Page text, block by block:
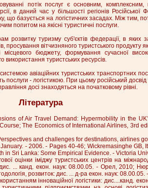
потік послуг є основним, комплексним,
в даний час у більшості регіонів Російської
що базується на логістичних засадах. Між тим,
попитом на якісні туристичні послуги.
розвитку туризму суб'єктів федерації, в яких
просування вітчизняного туристського продукту
місцевого бюджету, формування сучасної
використання туристських ресурсів.
авіаційних туристських транспортних
послуги - логістикою. При цьому російський
досі знаходяться на початковому рівні.
Література
of Air Travel Demand: Hypermobility in the
The Economics of International Airlines, 3rd
and challenges for destinations, airlines
- 2006. - Pages 40-46; Wickremasinghe GB,
in Sri Lanka: Some Empirical Evidence. - Victoria
оцінки іміджу туристських центрів на
дис. ... канд. екон. наук: 08.00.05. - Орел, 2010;
розвиток: дис. ... д-ра екон. наук: 08.00.05.
інноваційної логістики: дис....канд.